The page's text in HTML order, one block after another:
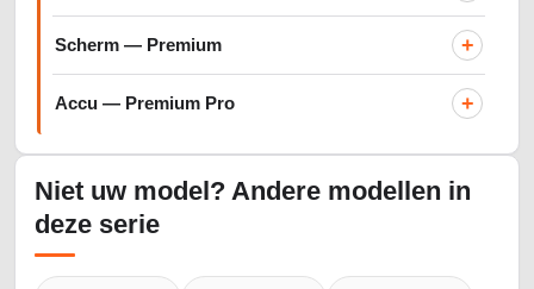
Scherm — Premium +
Accu — Premium Pro +
Niet uw model? Andere modellen in
deze serie